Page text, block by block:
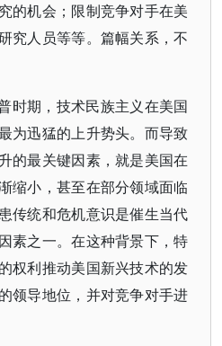
的机会；限制竞争对手在美
究人员等等。篇幅关系，不
时期，技术民族主义在美国
为迅猛的上升势头。而导致
的最关键因素，就是美国在
缩小，甚至在部分领域面临
传统和危机意识是催生当代
素之一。在这种背景下，特
权利推动美国新兴技术的发
领导地位，并对竞争对手进